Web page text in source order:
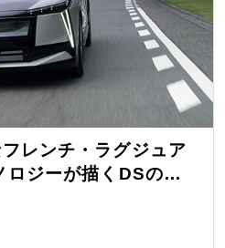
レンチ・ラグジュア
ロジーが描くDSの世